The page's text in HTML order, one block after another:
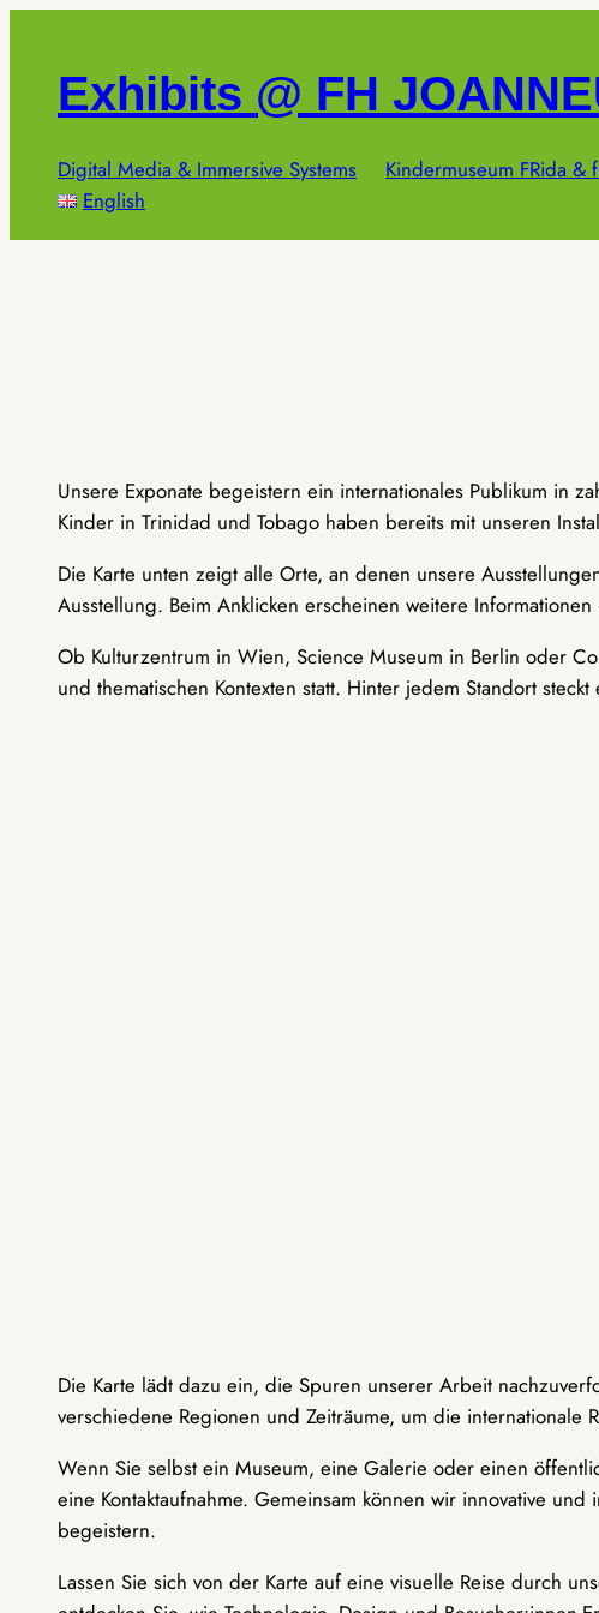
springenExhibits @ FH
Digital Media & Immersive Systems Kindermuseum FRida &
English
Unsere Exponate begeistern ein internationales Publikum in
Kinder in Trinidad und Tobago haben bereits mit unseren
Die Karte unten zeigt alle Orte, an denen unsere
Ausstellung. Beim Anklicken erscheinen weitere
Ob Kulturzentrum in Wien, Science Museum in Berlin oder
und thematischen Kontexten statt. Hinter jedem Standort
Die Karte lädt dazu ein, die Spuren unserer Arbeit
verschiedene Regionen und Zeiträume, um die internationale
Wenn Sie selbst ein Museum, eine Galerie oder einen
eine Kontaktaufnahme. Gemeinsam können wir innovative
begeistern.
Lassen Sie sich von der Karte auf eine visuelle Reise durch